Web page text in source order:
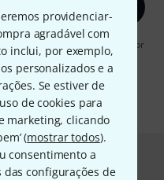
providenciar-
agradável com
inclui, por exemplo,
personalizados e a
Se estiver de
de cookies para
marketing, clicando
(mostrar todos).
consentimento a
configurações de
em receber publicidade por
momento. Você pode
newsletter na nossadiretriz de
.